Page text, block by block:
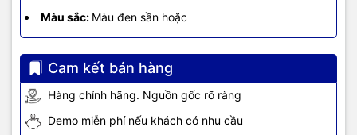
Màu sắc: Màu đen sần hoặc
Cam kết bán hàng
Hàng chính hãng. Nguồn gốc rõ ràng
Demo miễn phí nếu khách có nhu cầu